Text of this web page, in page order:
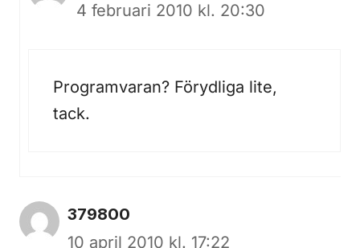
4 februari 2010 kl. 20:30
Programvaran? Förydliga lite,
tack.
379800
10 april 2010 kl. 17:22